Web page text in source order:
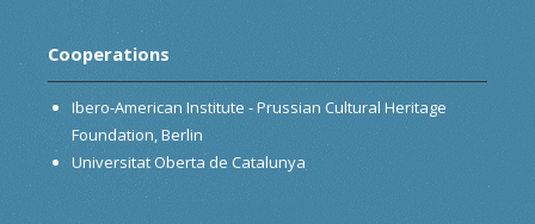
Cooperations
Ibero-American Institute - Prussian Cultural Heritage
Foundation, Berlin
Universitat Oberta de Catalunya